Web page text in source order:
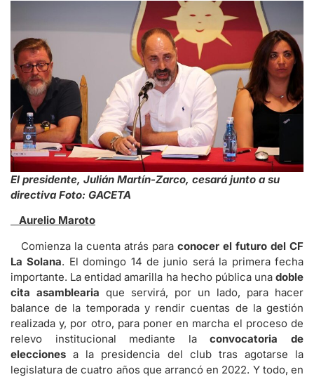
El presidente, Julián Martín-Zarco, cesará junto a su
directiva Foto: GACETA
Aurelio Maroto
Comienza la cuenta atrás para conocer el futuro del CF
La Solana. El domingo 14 de junio será la primera fecha
importante. La entidad amarilla ha hecho pública una doble
cita asamblearia que servirá, por un lado, para hacer
balance de la temporada y rendir cuentas de la gestión
realizada y, por otro, para poner en marcha el proceso de
relevo institucional mediante laconvocatoria de
elecciones a la presidencia del club tras agotarse la
legislatura de cuatro años que arrancó en 2022. Y todo, en